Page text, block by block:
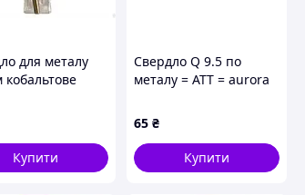
для металу
заточування
ТМ Kubis
Купити
Свердло Q 9.5 по
металу = АТТ = aurora
65 ₴
Купити